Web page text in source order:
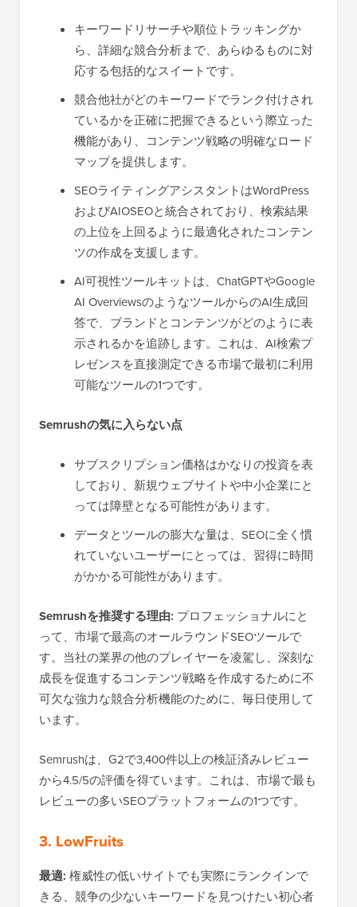
キーワードリサーチや順位トラッキングか
ら、詳細な競合分析まで、あらゆるものに対
応する包括的なスイートです。
競合他社がどのキーワードでランク付けされ
ているかを正確に把握できるという際立った
機能があり、コンテンツ戦略の明確なロード
マップを提供します。
SEOライティングアシスタントはWordPress
およびAIOSEOと統合されており、検索結果
の上位を上回るように最適化されたコンテン
ツの作成を支援します。
AI可視性ツールキットは、ChatGPTやGoogle
AI OverviewsのようなツールからのAI生成回
答で、ブランドとコンテンツがどのように表
示されるかを追跡します。これは、AI検索プ
レゼンスを直接測定できる市場で最初に利用
可能なツールの1つです。
Semrushの気に入らない点
サブスクリプション価格はかなりの投資を表
しており、新規ウェブサイトや中小企業にと
っては障壁となる可能性があります。
データとツールの膨大な量は、SEOに全く慣
れていないユーザーにとっては、習得に時間
がかかる可能性があります。
Semrushを推奨する理由: プロフェッショナルにと
って、市場で最高のオールラウンドSEOツールで
す。当社の業界の他のプレイヤーを凌駕し、深刻な
成長を促進するコンテンツ戦略を作成するために不
可欠な強力な競合分析機能のために、毎日使用して
います。
Semrushは、G2で3,400件以上の検証済みレビュー
から4.5/5の評価を得ています。これは、市場で最も
レビューの多いSEOプラットフォームの1つです。
3. LowFruits
最適: 権威性の低いサイトでも実際にランクインで
きる、競争の少ないキーワードを見つけたい初心者